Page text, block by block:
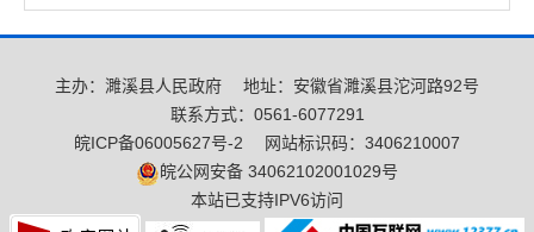
主办：濉溪县人民政府
地址：安徽省濉溪县沱河路92号
联系方式：0561-6077291
皖ICP备06005627号-2
网站标识码：3406210007
皖公网安备 34062102001029号
本站已支持IPV6访问